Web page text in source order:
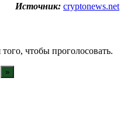
Источник: cryptonews.net
того, чтобы проголосовать.